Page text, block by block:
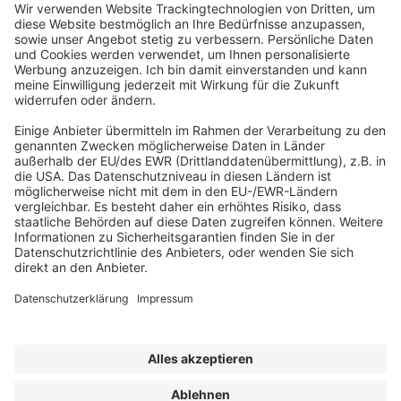
ABONNEMENT ANFORDERN
Kostenloses Probeheft anfordern
2025 Quartier